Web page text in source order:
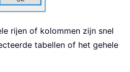
rijen of kolommen zijn snel
tabellen of het gehele